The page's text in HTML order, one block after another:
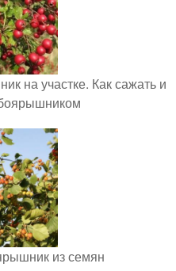
на участке. Как сажать и
из семян